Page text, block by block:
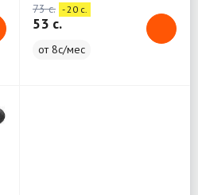
73 c. - 20 c.
53 c.
от 8с/мес